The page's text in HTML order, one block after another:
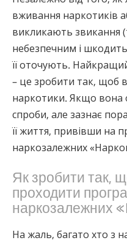
вживання наркотиків
викликають звикання
небезпечним і шкодить
її оточують.
– це зробити так, щоб
наркотики. Якщо вона
спроби, але зазнає
її життя, привівши на
наркозалежних
Як зробити так,
проходити
наркозалежних
На жаль, багато хто з